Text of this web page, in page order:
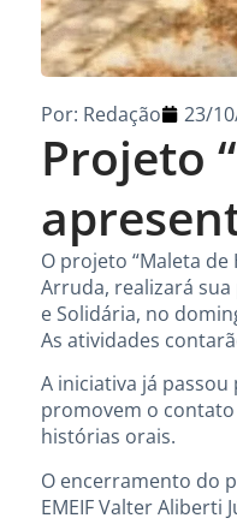
Projeto
Por: Redação 23/
O projeto “Maleta
Arruda, realizará sua
e Solidária, no
As atividades
A iniciativa já
promovem o
histórias orais.
O encerramento do
EMEIF Valter Aliberti